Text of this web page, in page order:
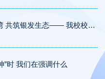
业博览会
迎世赛 | 当谈起“工匠精神”时 我们在强调什么